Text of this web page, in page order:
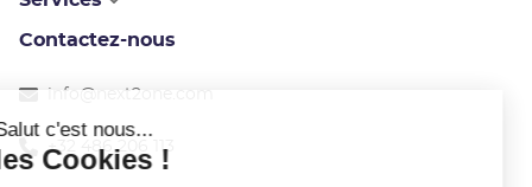
Contactez-nous
info@next2one.com
+32 486 206 113
Salut c'est nous...
les Cookies !